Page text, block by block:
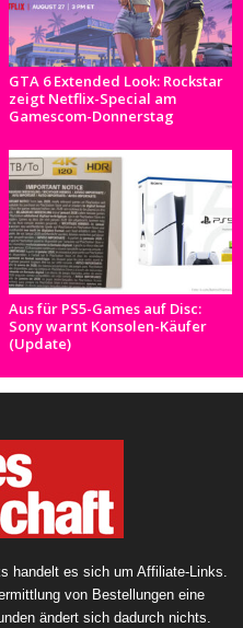
GTA 6 Extended Look: Rockstar
zeigt Netflix-Special am
Gamescom-Donnerstag
Aus für PS5-Games auf Disc:
Sony warnt Konsolen-Käufer
(Update)
handelt es sich um Affiliate-Links.
von Bestellungen eine
ändert sich dadurch nichts.